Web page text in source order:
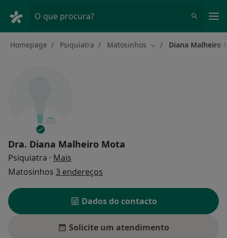
O que procura?
Homepage Psiquiatra Matosinhos Mudar de cidade
Diana Malheiro
Dra. Diana Malheiro Mota
Psiquiatra · Mais
Matosinhos 3 endereços
Dados do contacto
Solicite um atendimento